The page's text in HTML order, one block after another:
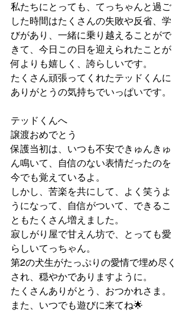
私たちにとっても、てっちゃんと過ご
した時間はたくさんの失敗や反省、学
びがあり、一緒に乗り越えることがで
きて、今日この日を迎えられたことが
何よりも嬉しく、誇らしいです。
たくさん頑張ってくれたテッドくんに
ありがとうの気持ちでいっぱいです。
テッドくんへ
譲渡おめでとう
保護当初は、いつも不安できゅんきゅ
ん鳴いて、自信のない表情だったのを
今でも覚えているよ。
しかし、苦楽を共にして、よく笑うよ
うになって、自信がついて、できるこ
ともたくさん増えました。
寂しがり屋で甘えん坊で、とっても愛
らしいてっちゃん。
第2の犬生がたっぷりの愛情で埋め尽く
され、穏やかでありますように。
たくさんありがとう、おつかれさま。
また、いつでも遊びに来てね🌟